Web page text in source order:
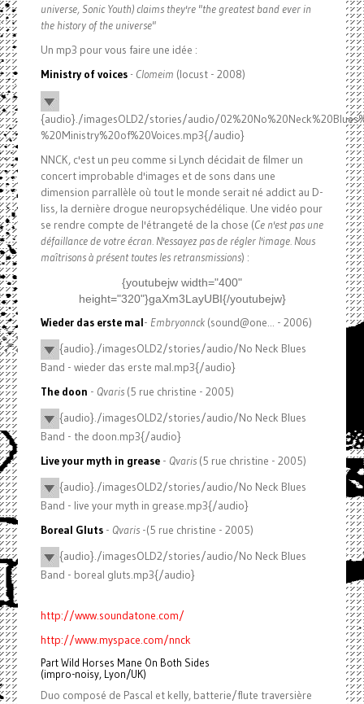
universe, Sonic Youth) claims they're "the greatest band ever in
the history of the universe"
Un mp3 pour vous faire une idée :
Ministry of voices- Clomeim (locust - 2008)
{audio}./imagesOLD2/stories/audio/
%20Ministry%20of%20Voices.mp3{/audio}
NNCK, c'est un peu comme si Lynch décidait de filmer un
concert improbable d'images et de sons dans une
dimension parrallèle où tout le monde serait né addict au D-
liss, la dernière drogue neuropsychédélique. Une vidéo pour
se rendre compte de l'étrangeté de la chose (Ce n'est pas une
défaillance de votre écran. N'essayez pas de régler l'image. Nous
maîtrisons à présent toutes les retransmissions) :
{youtubejw width="400"
height="320"}gaXm3LayUBI{/youtubejw}
Wieder das erste mal- Embryonnck(sound@one... - 2006)
{audio}./imagesOLD2/stories/audio/No Neck Blues
Band - wieder das erste mal.mp3{/audio}
The doon - Qvaris(5 rue christine - 2005)
{audio}./imagesOLD2/stories/audio/No Neck Blues
Band - the doon.mp3{/audio}
Live your myth in grease- Qvaris(5 rue christine - 2005)
{audio}./imagesOLD2/stories/audio/No Neck Blues
Band - live your myth in grease.mp3{/audio}
Boreal Gluts- Qvaris-(5 rue christine - 2005)
{audio}./imagesOLD2/stories/audio/No Neck Blues
Band - boreal gluts.mp3{/audio}
http://www.soundatone.com/
http://www.myspace.com/nnck
Part Wild Horses Mane On Both Sides
(impro-noisy, Lyon/UK)
Duo composé de Pascal et kelly, batterie/flute traversière